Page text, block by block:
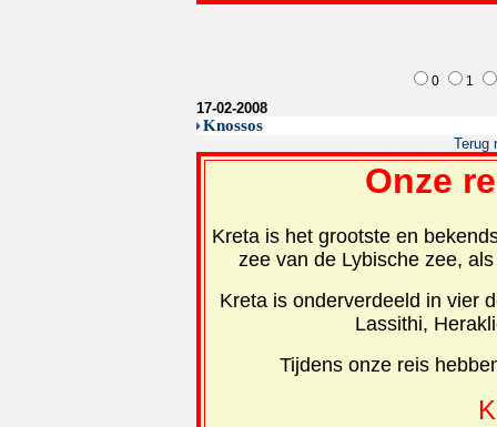
0 1
17-02-2008
Knossos
Terug
Onze
Kreta is het grootste en
zee van de Lybische zee,
Kreta is onderverdeeld in vier
Lassithi,
Tijdens onze reis